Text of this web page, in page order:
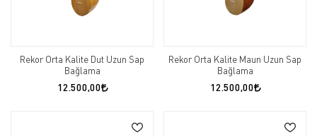
Rekor Orta Kalite Dut Uzun Sap
Bağlama
12.500,00
Rekor Orta Kalite Maun Uzun Sap
Bağlama
12.500,00